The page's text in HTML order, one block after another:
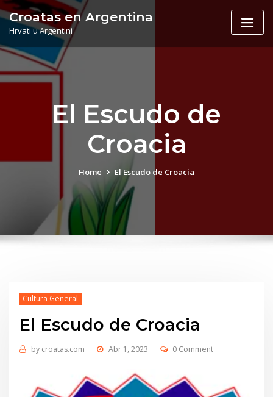
Skip
to
content
Croatas en Argentina
Hrvati u Argentini
El Escudo de
Croacia
Home El Escudo de Croacia
Cultura General
El Escudo de Croacia
by croatas.com Abr 1, 2023 0 Comment